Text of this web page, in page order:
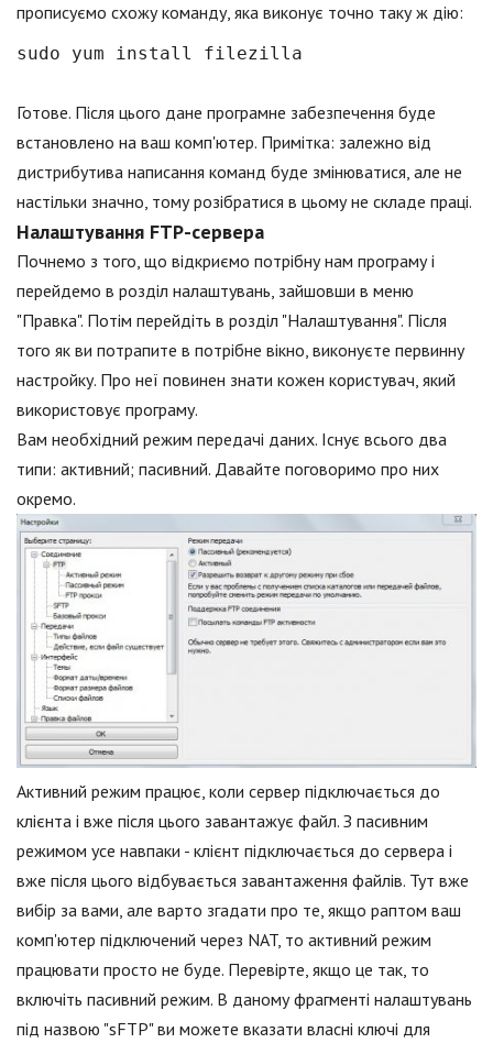
прописуємо схожу команду, яка виконує точно таку ж дію:
sudo yum install filezilla
Готове. Після цього дане програмне забезпечення буде
встановлено на ваш комп'ютер. Примітка: залежно від
дистрибутива написання команд буде змінюватися, але не
настільки значно, тому розібратися в цьому не складе праці.
Налаштування FTP-сервера
Почнемо з того, що відкриємо потрібну нам програму і
перейдемо в розділ налаштувань, зайшовши в меню
"Правка". Потім перейдіть в розділ "Налаштування". Після
того як ви потрапите в потрібне вікно, виконуєте первинну
настройку. Про неї повинен знати кожен користувач, який
використовує програму.
Вам необхідний режим передачі даних. Існує всього два
типи: активний; пасивний. Давайте поговоримо про них
окремо.
Активний режим працює, коли сервер підключається до
клієнта і вже після цього завантажує файл. З пасивним
режимом усе навпаки - клієнт підключається до сервера і
вже після цього відбувається завантаження файлів. Тут вже
вибір за вами, але варто згадати про те, якщо раптом ваш
комп'ютер підключений через NAT, то активний режим
працювати просто не буде. Перевірте, якщо це так, то
включіть пасивний режим. В даному фрагменті налаштувань
під назвою "sFTP" ви можете вказати власні ключі для